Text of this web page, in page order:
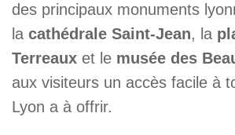
des principaux monuments
la cathédrale Saint-Jean, la
Terreaux et le musée des
aux visiteurs un accès facile à
Lyon a à offrir.